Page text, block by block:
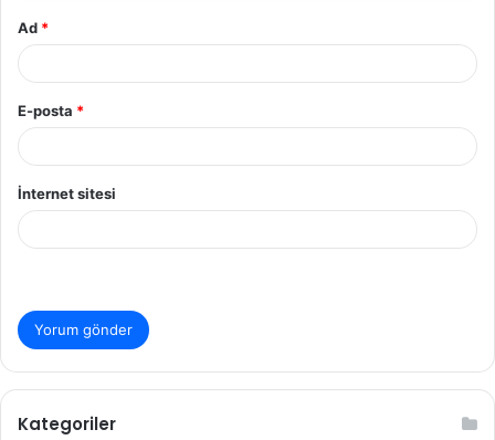
Ad *
E-posta *
İnternet sitesi
Kategoriler